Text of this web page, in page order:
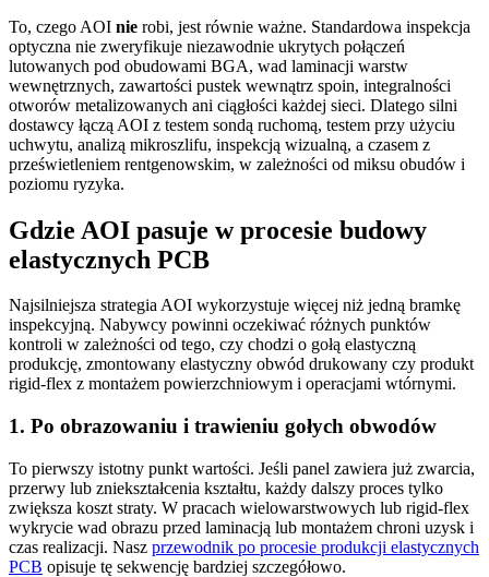
To, czego AOI nie robi, jest równie ważne. Standardowa inspekcja
optyczna nie zweryfikuje niezawodnie ukrytych połączeń
lutowanych pod obudowami BGA, wad laminacji warstw
wewnętrznych, zawartości pustek wewnątrz spoin, integralności
otworów metalizowanych ani ciągłości każdej sieci. Dlatego silni
dostawcy łączą AOI z testem sondą ruchomą, testem przy użyciu
uchwytu, analizą mikroszlifu, inspekcją wizualną, a czasem z
prześwietleniem rentgenowskim, w zależności od miksu obudów i
poziomu ryzyka.
Gdzie AOI pasuje w procesie budowy
elastycznych PCB
Najsilniejsza strategia AOI wykorzystuje więcej niż jedną bramkę
inspekcyjną. Nabywcy powinni oczekiwać różnych punktów
kontroli w zależności od tego, czy chodzi o gołą elastyczną
produkcję, zmontowany elastyczny obwód drukowany czy produkt
rigid-flex z montażem powierzchniowym i operacjami wtórnymi.
1. Po obrazowaniu i trawieniu gołych obwodów
To pierwszy istotny punkt wartości. Jeśli panel zawiera już zwarcia,
przerwy lub zniekształcenia kształtu, każdy dalszy proces tylko
zwiększa koszt straty. W pracach wielowarstwowych lub rigid-flex
wykrycie wad obrazu przed laminacją lub montażem chroni uzysk i
czas realizacji. Nasz przewodnik po procesie produkcji elastycznych
PCB opisuje tę sekwencję bardziej szczegółowo.